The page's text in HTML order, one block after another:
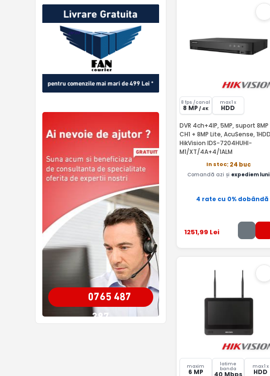
0765 487
387
8 fps /canal
8 MP / 4K
max 1 x
HDD
DVR 4ch+4IP, 5MP, suport 8MP
CH1 + 8MP Lite, AcuSense, 1HDD -
HikVision IDS-7204HUHI-
M1/XT/4A+4/1ALM
In stoc: 24 buc
Comandă azi și expediem luni
4 rate cu 0% dobândă
1251,99 Lei
maxim
6 MP
latime
banda
40 Mbps
max 1 x
HDD